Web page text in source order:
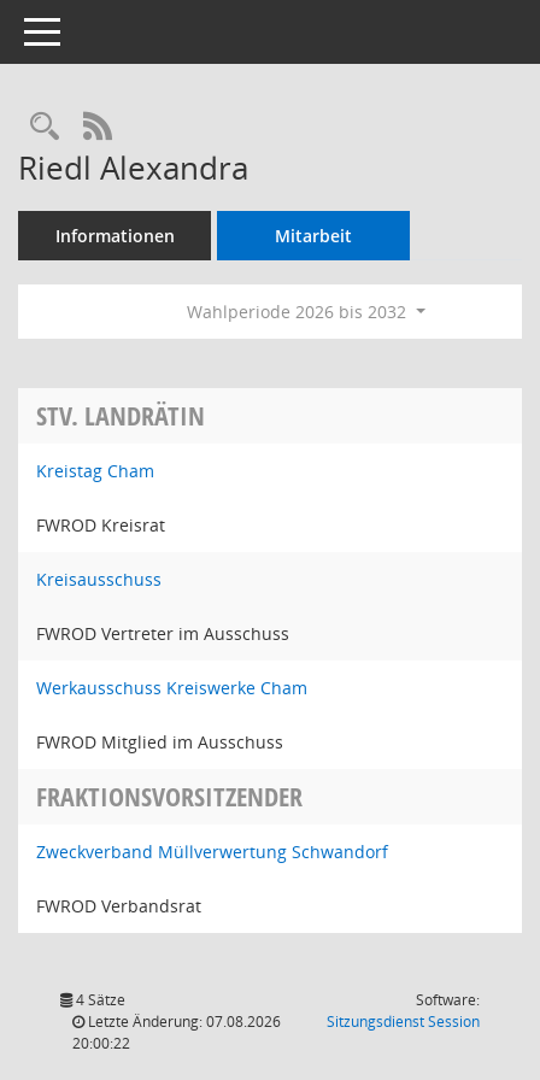
Toggle navigation
Rechercheauswahl
RSS-Feed
Riedl Alexandra
Informationen Mitarbeit
Wahlperiode 2026 bis 2032
STV. LANDRÄTIN
Kreistag Cham
FWROD Kreisrat
Kreisausschuss
FWROD Vertreter im Ausschuss
Werkausschuss Kreiswerke Cham
FWROD Mitglied im Ausschuss
FRAKTIONSVORSITZENDER
Zweckverband Müllverwertung Schwandorf
FWROD Verbandsrat
4 Sätze
Letzte Änderung: 07.08.2026
20:00:22
Software:
SitzungsdienstSession(Wird in